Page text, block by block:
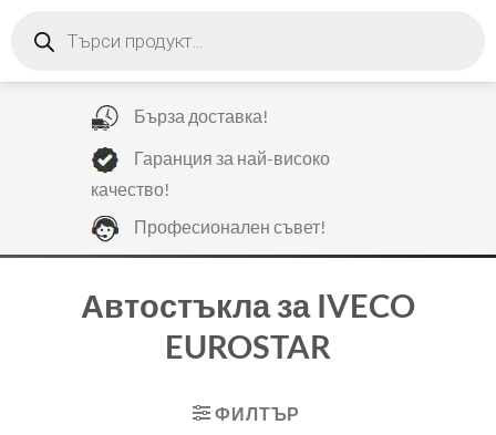
search
Бърза доставка!
Гаранция за най-високо
качество!
Професионален съвет!
Автостъкла за IVECO
EUROSTAR
ФИЛТЪР